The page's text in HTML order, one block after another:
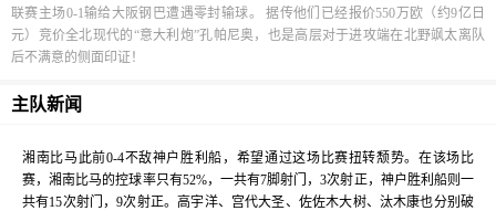
联赛主场0-1输给大阪钢巴遭遇零封输球。 据传他们已经报价550万欧（约9亿日
元）竞价全北现代的“意大利炮”孔帕尼奥，也是高层对于进攻端在北野飒太离队
后不满意的侧面印证！
主队新闻
湘南比马此前0-4不敌神户胜利船，希望通过这场比赛扭转颓势。在该场比
赛，湘南比马的控球率只有52%，一共有7脚射门，3次射正，神户胜利船则一
共有15次射门，9次射正。高宇洋、宫代大圣、佐佐木大树、汰木康也分别破